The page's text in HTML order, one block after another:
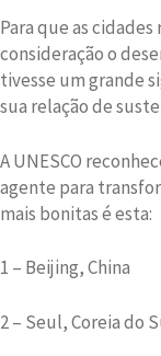
Para que as
consideração o
tivesse um grande
sua relação de
A UNESCO
agente para
mais bonitas é esta:
1 – Beijing, China
2 – Seul, Coreia do